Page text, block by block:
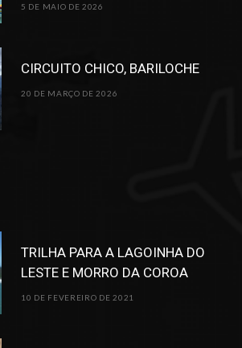
5 DE MAIO DE 2026
CIRCUITO CHICO, BARILOCHE
20 DE MARÇO DE 2026
TRILHA PARA A LAGOINHA DO
LESTE E MORRO DA COROA
10 DE FEVEREIRO DE 2021